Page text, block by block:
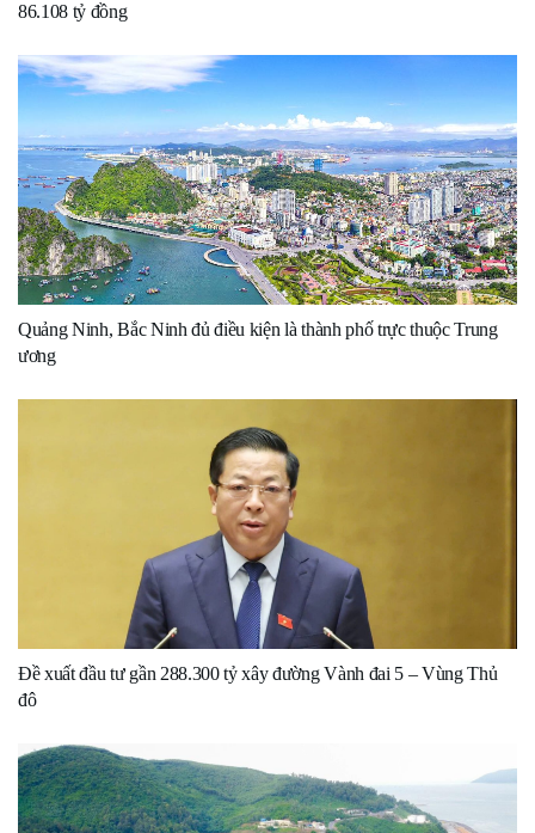
86.108 tỷ đồng
Quảng Ninh, Bắc Ninh đủ điều kiện là thành phố trực thuộc Trung
ương
Đề xuất đầu tư gần 288.300 tỷ xây đường Vành đai 5 – Vùng Thủ
đô